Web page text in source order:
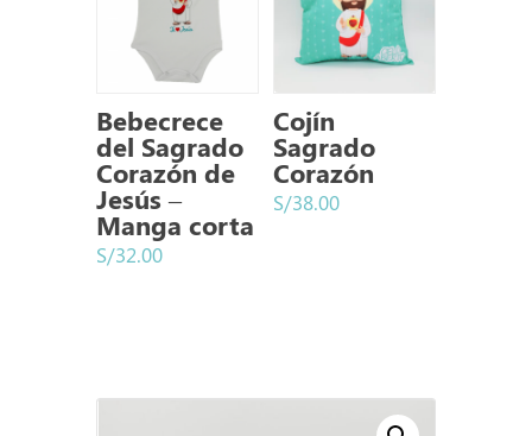
Bebecrece
del Sagrado
Corazón de
Jesús –
Manga corta
S/32.00
Cojín
Sagrado
Corazón
S/38.00